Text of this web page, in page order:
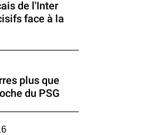
de l'Inter
face à la
plus que
du PSG